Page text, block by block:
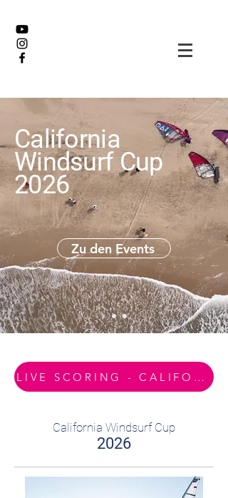
California
Windsurf Cup
2026
Zu den Events
LIVE SCORING - CALIFORNIA SURF CUP SYLT
California Windsurf Cup
2026